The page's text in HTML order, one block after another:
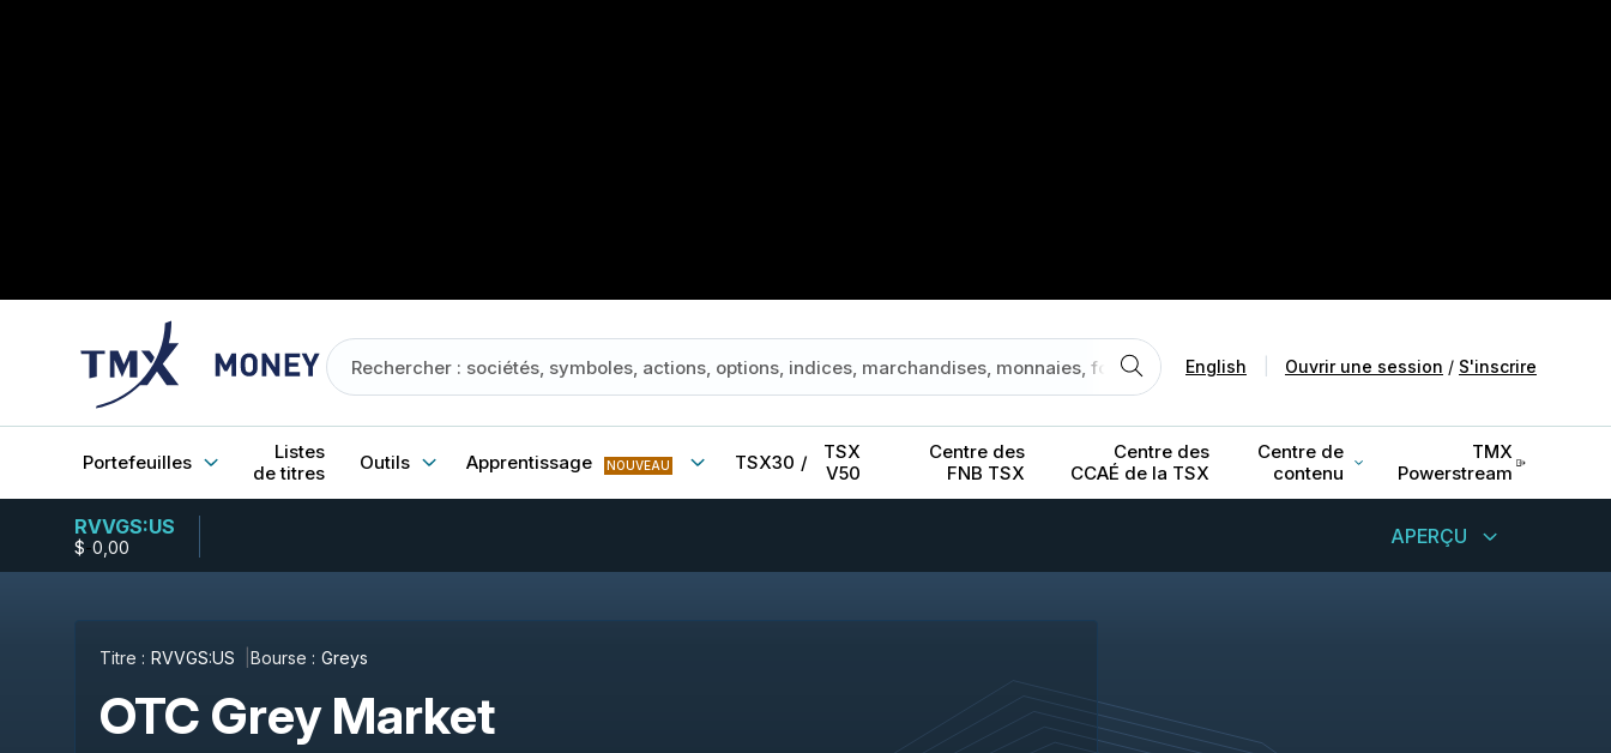
English Ouvrir une session / S'inscrire
Portefeuilles
Listes
de titres
Outils Apprentissage NOUVEAU TSX30 /
TSX
V50
Centre des
FNB TSX
Centre des
CCAÉ de la TSX
Centre de
contenu
TMX
Powerstream
RVVGS:US
$-0,00 APERÇU
Titre : RVVGS:US Bourse : Greys
OTC Grey Market